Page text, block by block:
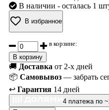
В наличии - осталась 1
В избранное
в корзине:
В корзину
🚚 Доставка от 2-х дней
📦 Самовывоз — забрать
↩️ Гарантия 14 дней
4 платежа по